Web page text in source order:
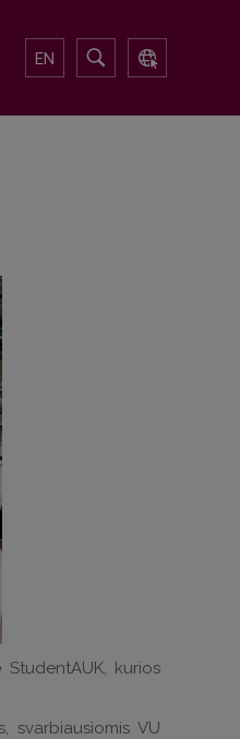
EN
kurios
svarbiausiomis VU